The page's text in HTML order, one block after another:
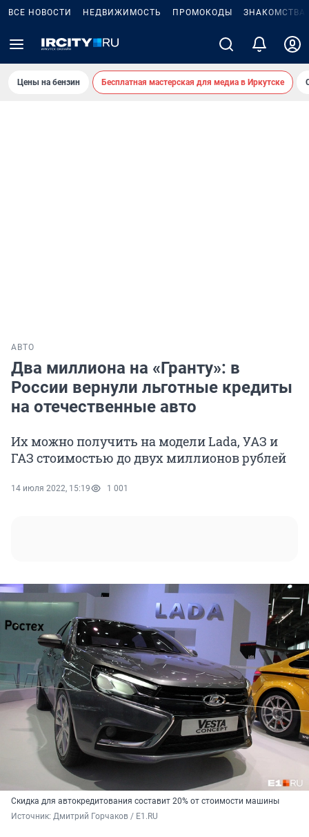
ВСЕ НОВОСТИ НЕДВИЖИМОСТЬ ПРОМОКОДЫ ЗНАКОМСТВА
Цены на бензин Бесплатная мастерская для медиа в Иркутске
АВТО
Два миллиона на «Гранту»: в
России вернули льготные кредиты
на отечественные авто
Их можно получить на модели Lada, УАЗ и
ГАЗ стоимостью до двух миллионов рублей
14 июля 2022, 15:19 1 001
Скидка для автокредитования составит 20% от стоимости машины
Источник: Дмитрий Горчаков / E1.RU